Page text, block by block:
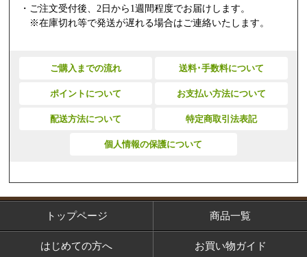
・ご注文受付後、2日から1週間程度でお届けします。
※在庫切れ等で発送が遅れる場合はご連絡いたします。
ご購入までの流れ 送料･手数料について
ポイントについて お支払い方法について
配送方法について 特定商取引法表記
個人情報の保護について
トップページ 商品一覧
はじめての方へ お買い物ガイド